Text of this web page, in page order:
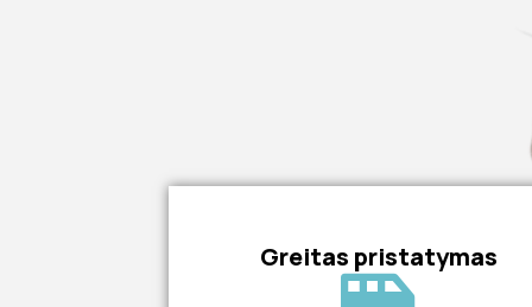
Greitas pristatymas